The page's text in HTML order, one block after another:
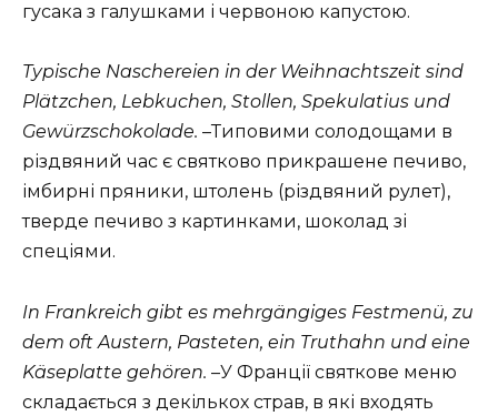
гусака з галушками і червоною капустою.
Typische Naschereien in der Weihnachtszeit sind
Plätzchen, Lebkuchen, Stollen, Spekulatius und
Gewürzschokolade. –Типовими солодощами в
різдвяний час є святково прикрашене печиво,
імбирні пряники, штолень (різдвяний рулет),
тверде печиво з картинками, шоколад зі
спеціями.
In Frankreich gibt es mehrgängiges Festmenü, zu
dem oft Austern, Pasteten, ein Truthahn und eine
Käseplatte gehören. –У Франції святкове меню
складається з декількох страв, в які входять